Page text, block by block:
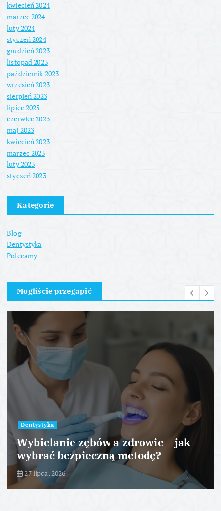
kwiecień 2024
marzec 2024
luty 2024
styczeń 2024
grudzień 2023
listopad 2023
październik 2023
wrzesień 2023
sierpień 2023
lipiec 2023
czerwiec 2023
maj 2023
kwiecień 2023
marzec 2023
luty 2023
styczeń 2023
Kategorie
Blog
Dentystyka
Polecamy
Mogliście przegapić
Dentystyka
Wybielanie zębów a zdrowie – jak
wybrać bezpieczną metodę?
27 lipca, 2026